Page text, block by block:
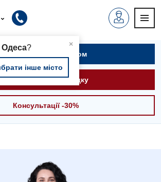
×
Одеса?
інше місто
Записатися на прийом
Викликати швидку
Консультації -30%